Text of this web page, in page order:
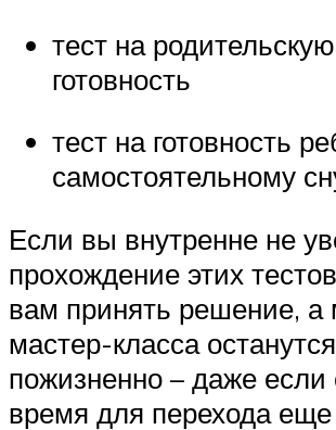
тест на родительскую
готовность
тест на готовность
самостоятельному
Если вы внутренне не
прохождение этих
вам принять решение, а
мастер-класса
пожизненно – даже если
время для перехода